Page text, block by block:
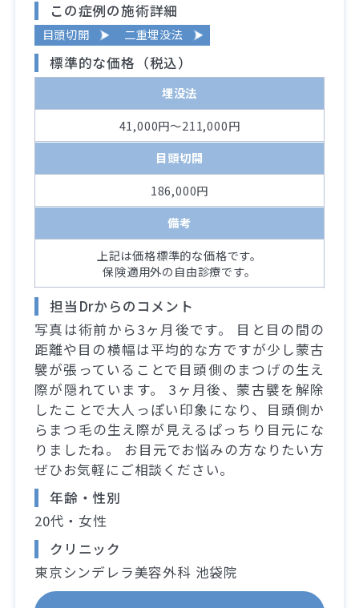
この症例の施術詳細
目頭切開 二重埋没法
標準的な価格（税込）
埋没法
41,000円～211,000円
目頭切開
186,000円
備考
上記は価格標準的な価格です。
保険適用外の自由診療です。
担当Drからのコメント
写真は術前から3ヶ月後です。 目と目の間の
距離や目の横幅は平均的な方ですが少し蒙古
襞が張っていることで目頭側のまつげの生え
際が隠れています。 3ヶ月後、蒙古襞を解除
したことで大人っぽい印象になり、目頭側か
らまつ毛の生え際が見えるぱっちり目元にな
りましたね。 お目元でお悩みの方なりたい方
ぜひお気軽にご相談ください。
年齢・性別
20代・女性
クリニック
東京シンデレラ美容外科 池袋院